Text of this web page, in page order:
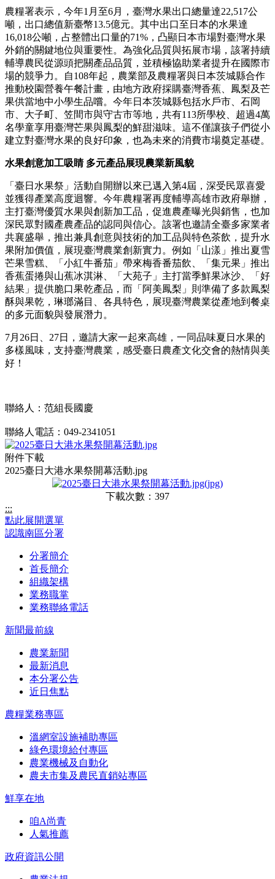
農糧署表示，今年1月至6月，臺灣水果出口總量達22,517公
噸，出口總值新臺幣13.5億元。其中出口至日本的水果達
16,018公噸，占整體出口量的71%，凸顯日本市場對臺灣水果
外銷的關鍵地位與重要性。為強化品質與拓展市場，該署持續
輔導農民從源頭把關產品品質，並積極協助業者提升在國際市
場的競爭力。自108年起，農業部及農糧署與日本茨城縣合作
推動校園營養午餐計畫，由地方政府採購臺灣香蕉、鳳梨及芒
果供當地中小學生品嚐。今年日本茨城縣包括水戶市、石岡
市、大子町、笠間市與守古市等地，共有113所學校、超過4萬
名學童享用臺灣芒果與鳳梨的鮮甜滋味。這不僅讓孩子們從小
建立對臺灣水果的良好印象，也為未來的消費市場奠定基礎。
水果創意加工吸睛 多元產品展現農業新風貌
「臺日水果祭」活動自開辦以來已邁入第4屆，深受民眾喜愛
並獲得產業高度迴響。今年農糧署再度輔導高雄市政府舉辦，
主打臺灣優質水果與創新加工品，促進農產曝光與銷售，也加
深民眾對國產農產品的認同與信心。該署也邀請全臺多家業者
共襄盛舉，推出兼具創意與技術的加工品與特色茶飲，提升水
果附加價值，展現臺灣農業創新實力。例如「山漾」推出夏雪
芒果雪糕、「小紅牛番茄」帶來梅香番茄飲、「集元果」推出
香蕉蛋捲與山蕉冰淇淋、「大苑子」主打當季鮮果冰沙、「好
結果」提供脆口果乾產品，而「阿美鳳梨」則準備了多款鳳梨
酥與果乾，琳瑯滿目、各具特色，展現臺灣農業從產地到餐桌
的多元面貌與發展潛力。
7月26日、27日，邀請大家一起來高雄，一同品味夏日水果的
多樣風味，支持臺灣農業，感受臺日農產文化交會的熱情與美
好！
聯絡人：范組長國慶
聯絡人電話：049-2341051
附件下載
2025臺日大港水果祭開幕活動.jpg
下載次數：397
:::
點此展開選單
認識南區分署
分署簡介
首長簡介
組織架構
業務職掌
業務聯絡電話
新聞最前線
農業新聞
最新消息
本分署公告
近日焦點
農糧業務專區
溫網室設施補助專區
綠色環境給付專區
農業機械及自動化
農夫市集及農民直銷站專區
鮮享在地
咱A尚青
人氣推薦
政府資訊公開